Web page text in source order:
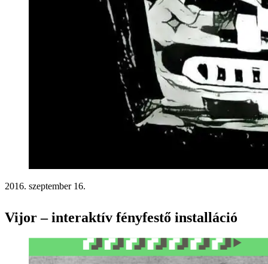
2016. szeptember 16.
Vijor – interaktív fényfestő installáció